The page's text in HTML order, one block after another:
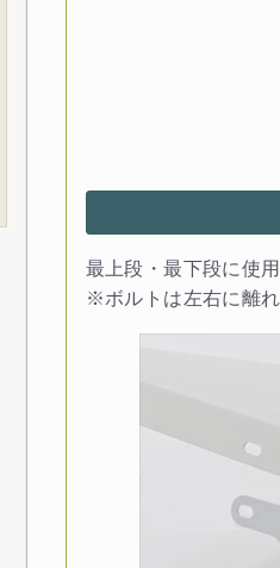
最上段・最下段に使
※ボルトは左右に離